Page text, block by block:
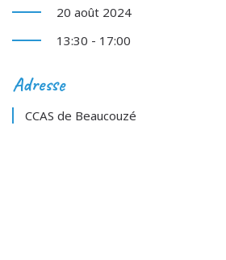
20 août 2024
13:30 - 17:00
Adresse
CCAS de Beaucouzé